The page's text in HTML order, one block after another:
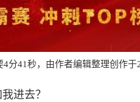
分41秒，由作者编辑整理创作于
进去？